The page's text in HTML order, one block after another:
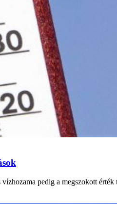
pedig a megszokott